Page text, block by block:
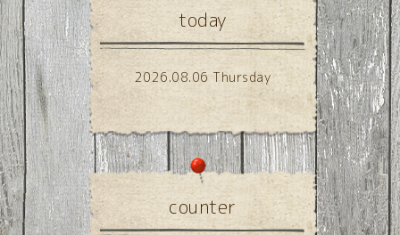
today
2026.08.06 Thursday
counter